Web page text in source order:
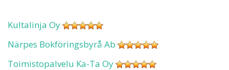
Kultalinja Oy
Närpes Bokföringsbyrå Ab
Toimistopalvelu Ka-Ta Oy